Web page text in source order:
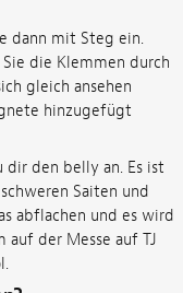
dann mit Steg ein.
die Klemmen durch
gleich ansehen
hinzugefügt
dir den belly an. Es ist
Saiten und
abflachen und es wird
auf der Messe auf TJ